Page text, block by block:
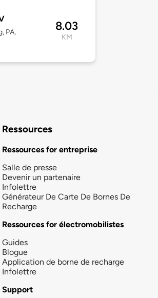
PA,
8.03
KM
Ressources
Ressources for entreprise
Salle de presse
Devenir un partenaire
Infolettre
Générateur De Carte De Bornes De
Recharge
Ressources for électromobilistes
Guides
Blogue
Application de borne de recharge
Infolettre
Support